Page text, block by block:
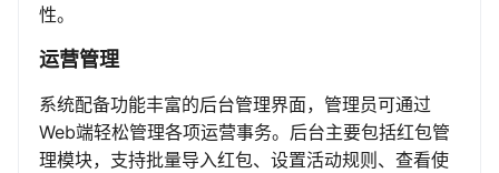
性。
运营管理
系统配备功能丰富的后台管理界面，管理员可通过
Web端轻松管理各项运营事务。后台主要包括红包管
理模块，支持批量导入红包、设置活动规则、查看使